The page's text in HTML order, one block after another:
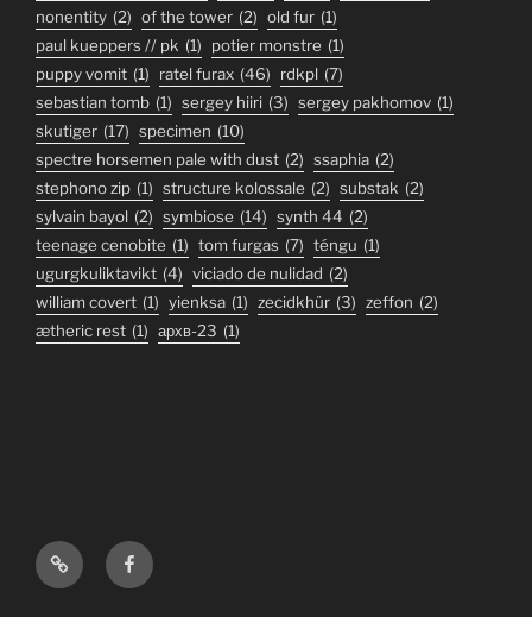
nonentity (2) of the tower (2) old fur (1)
paul kueppers // pk (1) potier monstre (1)
puppy vomit (1) ratel furax (46) rdkpl (7)
sebastian tomb (1) sergey hiiri (3) sergey pakhomov (1)
skutiger (17) specimen (10)
spectre horsemen pale with dust (2) ssaphia (2)
stephono zip (1) structure kolossale (2) substak (2)
sylvain bayol (2) symbiose (14) synth 44 (2)
teenage cenobite (1) tom furgas (7) téngu (1)
ugurgkuliktavikt (4) viciado de nulidad (2)
william covert (1) yienksa (1) zecidkhür (3) zeffon (2)
ætheric rest (1) архв-23 (1)
BandcampFacebook